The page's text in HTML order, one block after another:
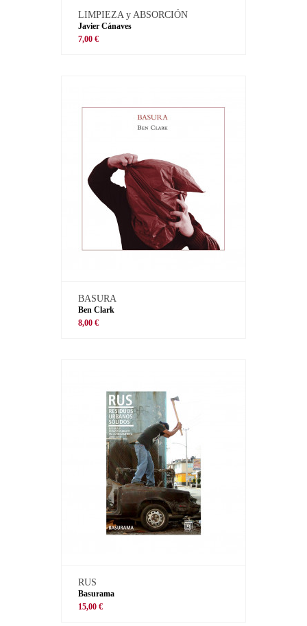
LIMPIEZA y ABSORCIÓN
Javier Cánaves
7,00 €
BASURA
Ben Clark
8,00 €
RUS
Basurama
15,00 €